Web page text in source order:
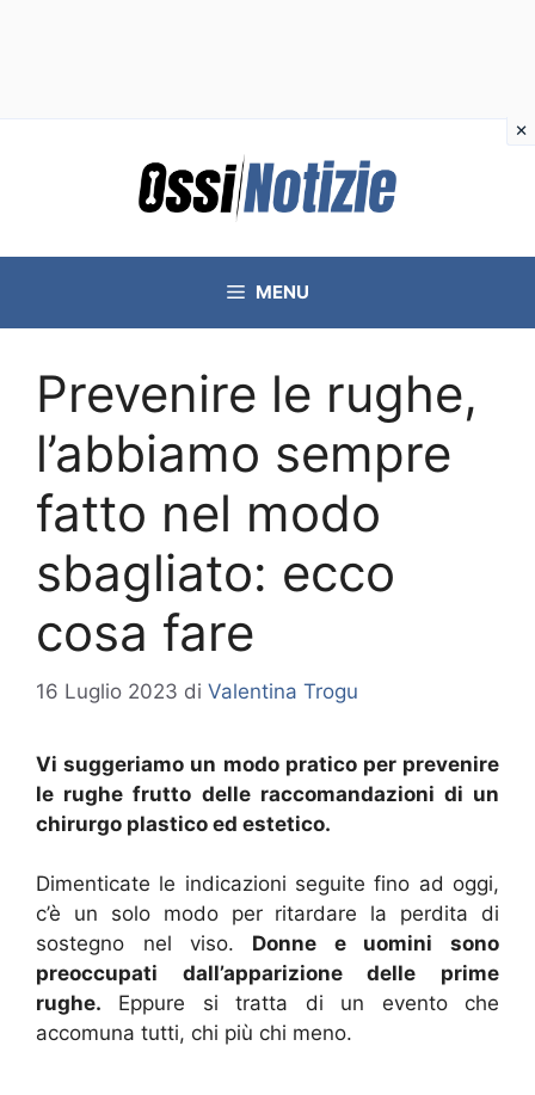
MENU
Prevenire le rughe,
l’abbiamo sempre
fatto nel modo
sbagliato: ecco
cosa fare
16 Luglio 2023 di Valentina Trogu
Vi suggeriamo un modo pratico per prevenire
le rughe frutto delle raccomandazioni di un
chirurgo plastico ed estetico.
Dimenticate le indicazioni seguite fino ad oggi,
c’è un solo modo per ritardare la perdita di
sostegno nel viso. Donne e uomini sono
preoccupati dall’apparizione delle prime
rughe. Eppure si tratta di un evento che
accomuna tutti, chi più chi meno.